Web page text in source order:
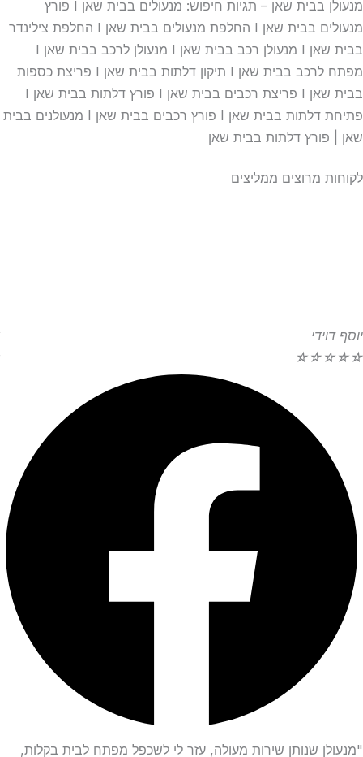
מנעולן בבית שאן – תגיות חיפוש: מנעולים בבית שאן I פורץ
מנעולים בבית שאן I החלפת מנעולים בבית שאן I החלפת צילינדר
בבית שאן I מנעולן רכב בבית שאן I מנעולן לרכב בבית שאן I
מפתח לרכב בבית שאן I תיקון דלתות בבית שאן I פריצת כספות
בבית שאן I פריצת רכבים בבית שאן I פורץ דלתות בבית שאן I
פתיחת דלתות בבית שאן I פורץ רכבים בבית שאן I מנעולנים בבית
שאן | פורץ דלתות בבית שאן
לקוחות מרוצים ממליצים
יוסף דוידי
☆
☆
☆
☆
☆
"מנעולן שנותן שירות מעולה, עזר לי לשכפל מפתח לבית בקלות,